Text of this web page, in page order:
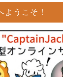
ようこそ！